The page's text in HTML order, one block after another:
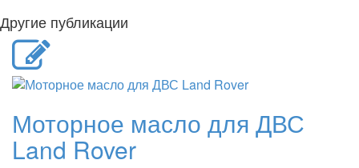
Другие публикации
Моторное масло для ДВС
Land Rover